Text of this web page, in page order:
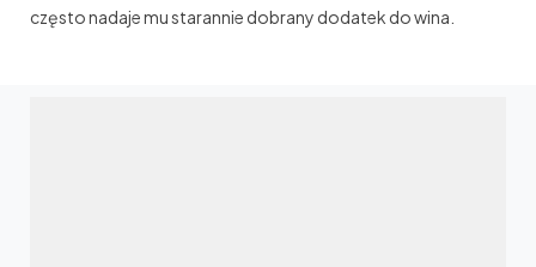
często nadaje mu starannie dobrany dodatek do wina.